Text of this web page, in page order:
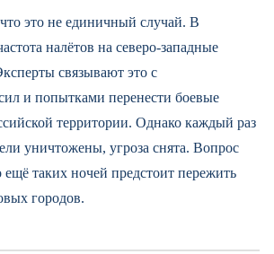
это не единичный случай. В
налётов на северо-западные
связывают это с
и попытками перенести боевые
территории. Однако каждый раз
уничтожены, угроза снята. Вопрос
таких ночей предстоит пережить
городов.